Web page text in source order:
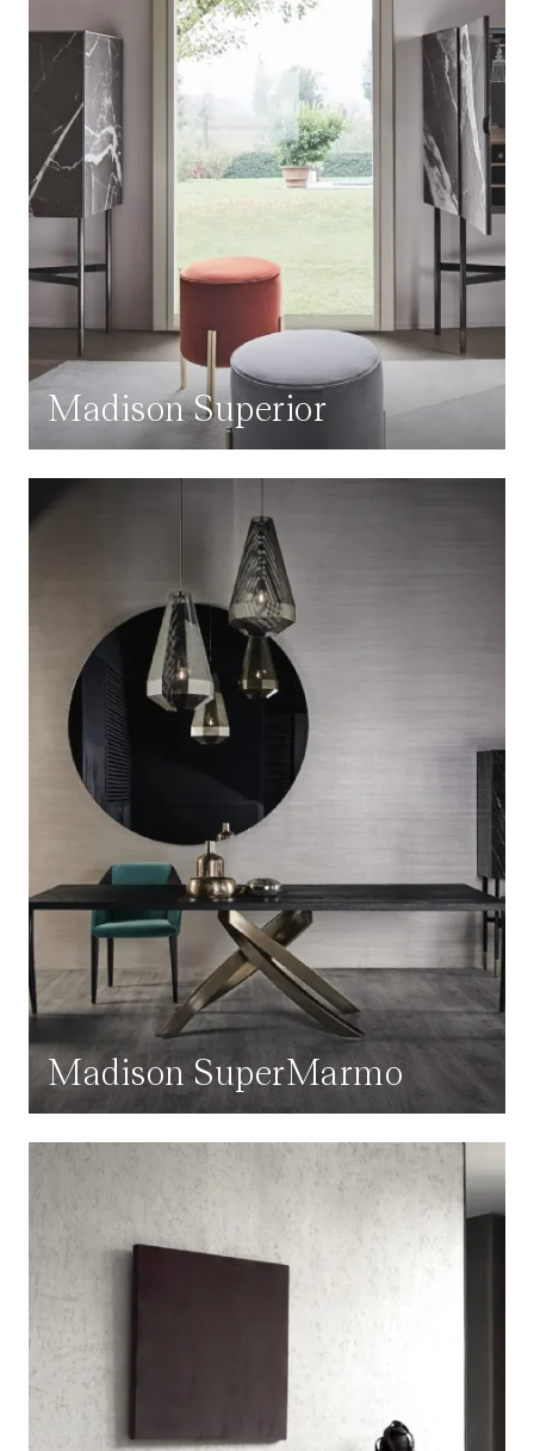
Madison Superior
Madison SuperMarmo